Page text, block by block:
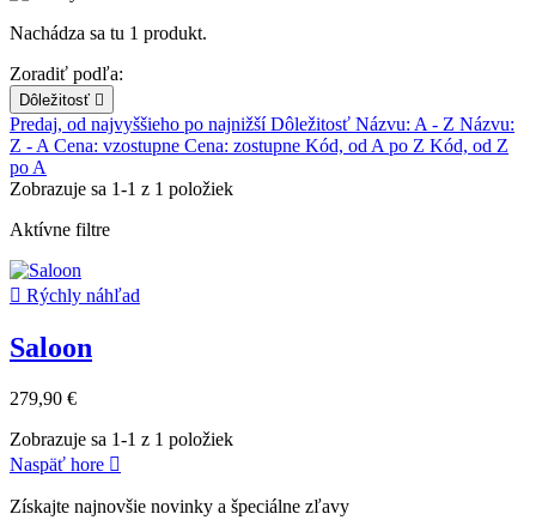
Nachádza sa tu 1 produkt.
Zoradiť podľa:
Dôležitosť 
Predaj, od najvyššieho po najnižšíDôležitosť Názvu: A - Z Názvu:
Z - ACena: vzostupne Cena: zostupne Kód, od A po Z Kód, od Z
po A
Zobrazuje sa 1-1 z 1 položiek
Aktívne filtre
 Rýchly náhľad
Saloon
279,90 €
Zobrazuje sa 1-1 z 1 položiek
Naspäť hore 
Získajte najnovšie novinky a špeciálne zľavy